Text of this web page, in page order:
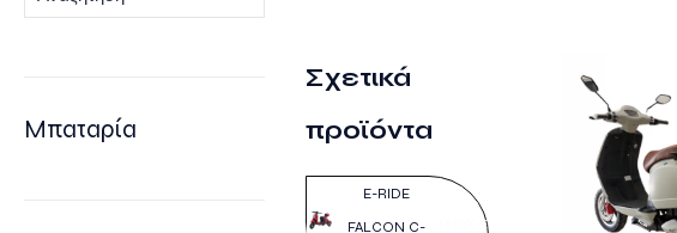
Σχετικά
προϊόντα
E-RIDE
FALCON C-
€
Μπαταρία